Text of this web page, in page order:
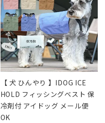
【 犬 ひんやり 】IDOG ICE
HOLD フィッシングベスト 保
冷剤付 アイドッグ メール便
OK